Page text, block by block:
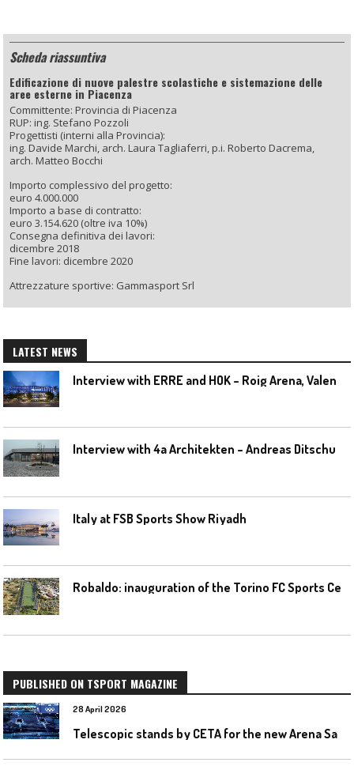
Scheda riassuntiva
Edificazione di nuove palestre scolastiche e sistemazione delle
aree esterne in Piacenza
Committente: Provincia di Piacenza
RUP: ing. Stefano Pozzoli
Progettisti (interni alla Provincia):
ing. Davide Marchi, arch. Laura Tagliaferri, p.i. Roberto Dacrema,
arch. Matteo Bocchi
Importo complessivo del progetto:
euro 4.000.000
Importo a base di contratto:
euro 3.154.620 (oltre iva 10%)
Consegna definitiva dei lavori:
dicembre 2018
Fine lavori: dicembre 2020
Attrezzature sportive: Gammasport Srl
LATEST NEWS
Italy at FSB Sports Show Riyadh
PUBLISHED ON TSPORT MAGAZINE
28 April 2026